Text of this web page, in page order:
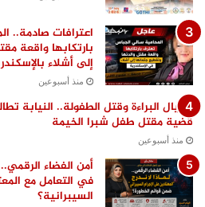
اعترافات صادمة..
بارتكابها واقعة
إلى أشلاء
منذ أسبوعين
اغتيال البراءة وقتل الطفولة..
قضية مقتل طفل شبرا الخيمة
منذ أسبوعين
أمن الفضاء
في التعامل مع
السيبرانية؟